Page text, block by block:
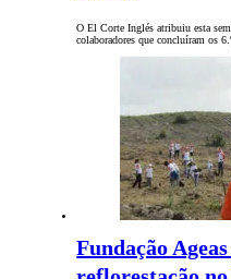
O El Corte Inglés atribuiu esta
colaboradores que concluíram os
Fundação